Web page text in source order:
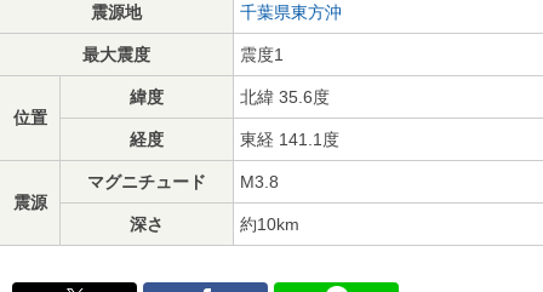
震源地 千葉県東方沖
最大震度 震度1
位置
緯度 北緯 35.6度
経度 東経 141.1度
震源
マグニチュード M3.8
深さ 約10km